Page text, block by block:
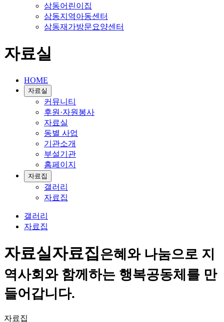
삼동어린이집
삼동지역아동센터
삼동재가방문요양센터
자료실
HOME
자료실
커뮤니티
후원·자원봉사
자료실
동별 사업
기관소개
부설기관
홈페이지
자료집
갤러리
자료집
갤러리
자료집
자료실자료집은혜와 나눔으로 지
역사회와 함께하는 행복공동체를 만
들어갑니다.
자료집